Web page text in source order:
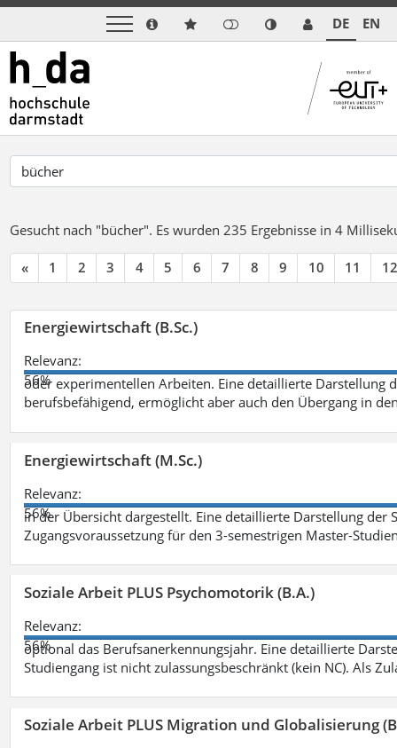
DE EN
Gesucht nach "bücher". Es wurden 235 Ergebnisse in 4
« 1 2 3 4 5 6 7 8 9 10 11 12
Energiewirtschaft (B.Sc.)
Relevanz:
56%
oder experimentellen Arbeiten. Eine detaillierte Darstellung
berufsbefähigend, ermöglicht aber auch den Übergang in
Energiewirtschaft (M.Sc.)
Relevanz:
56%
in der Übersicht dargestellt. Eine detaillierte Darstellung der
Zugangsvoraussetzung für den 3-semestrigen Master-
Soziale Arbeit PLUS Psychomotorik (B.A.)
Relevanz:
56%
optional das Berufsanerkennungsjahr. Eine detaillierte
Studiengang ist nicht zulassungsbeschränkt (kein NC). Als
Soziale Arbeit PLUS Migration und Globalisierung